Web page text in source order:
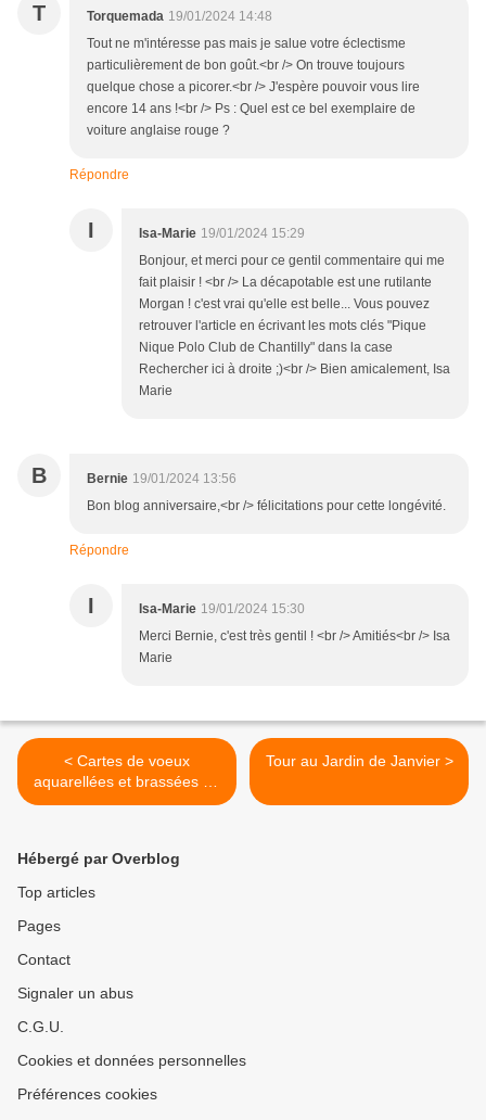
T Torquemada 19/01/2024 14:48
Tout ne m'intéresse pas mais je salue votre éclectisme
particulièrement de bon goût.<br /> On trouve toujours
quelque chose a picorer.<br /> J'espère pouvoir vous lire
encore 14 ans !<br /> Ps : Quel est ce bel exemplaire de
voiture anglaise rouge ?
Répondre
I Isa-Marie 19/01/2024 15:29
Bonjour, et merci pour ce gentil commentaire qui me
fait plaisir ! <br /> La décapotable est une rutilante
Morgan ! c'est vrai qu'elle est belle... Vous pouvez
retrouver l'article en écrivant les mots clés "Pique
Nique Polo Club de Chantilly" dans la case
Rechercher ici à droite ;)<br /> Bien amicalement, Isa
Marie
B Bernie 19/01/2024 13:56
Bon blog anniversaire,<br /> félicitations pour cette longévité.
Répondre
I Isa-Marie 19/01/2024 15:30
Merci Bernie, c'est très gentil ! <br /> Amitiés<br /> Isa
Marie
< Cartes de voeux
aquarellées et brassées de
Fleurs pour le début
Tour au Jardin de Janvier >
Hébergé par Overblog
Top articles
Pages
Contact
Signaler un abus
C.G.U.
Cookies et données personnelles
Préférences cookies